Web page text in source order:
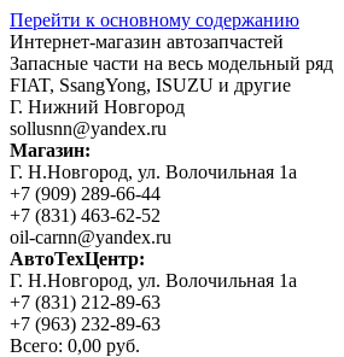
Перейти к основному содержанию
Интернет-магазин автозапчастей
Запасные части на весь модельный ряд
FIAT, SsangYong, ISUZU и другие
Г. Нижний Новгород
sollusnn@yandex.ru
Магазин:
Г. Н.Новгород, ул. Волочильная 1а
+7 (909) 289-66-44
+7 (831) 463-62-52
oil-carnn@yandex.ru
АвтоТехЦентр:
Г. Н.Новгород, ул. Волочильная 1а
+7 (831) 212-89-63
+7 (963) 232-89-63
Всего: 0,00 руб.